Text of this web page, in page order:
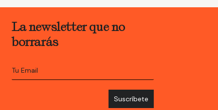
La newsletter que no
borrarás
Suscríbete